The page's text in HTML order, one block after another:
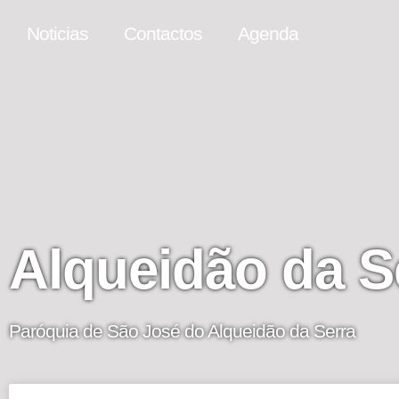
Noticias Contactos Agenda
Alqueidão da
Paróquia de São José do Alqueidão da Serra